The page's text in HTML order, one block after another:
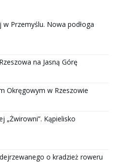
Przemyślu. Nowa podłoga
na Jasną Górę
Okręgowym w Rzeszowie
„Żwirowni”. Kąpielisko
o kradzież roweru